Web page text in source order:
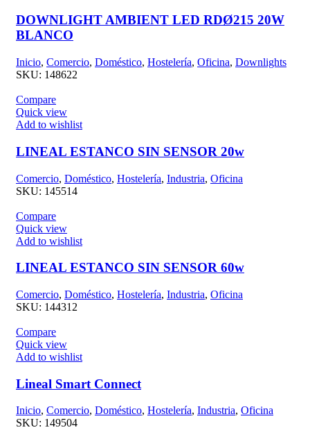
DOWNLIGHT AMBIENT LED RDØ215 20W
BLANCO
Inicio, Comercio, Doméstico, Hostelería, Oficina, Downlights
SKU: 148622
Compare
Quick view
Add to wishlist
LINEAL ESTANCO SIN SENSOR 20w
Comercio, Doméstico, Hostelería, Industria, Oficina
SKU: 145514
Compare
Quick view
Add to wishlist
LINEAL ESTANCO SIN SENSOR 60w
Comercio, Doméstico, Hostelería, Industria, Oficina
SKU: 144312
Compare
Quick view
Add to wishlist
Lineal Smart Connect
Inicio, Comercio, Doméstico, Hostelería, Industria, Oficina
SKU: 149504